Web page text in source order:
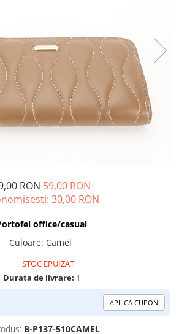
RON 59,00 RON
30,00 RON
office/casual
Culoare: Camel
STOC EPUIZAT
Durata de livrare: 1
APLICA CUPON
B-P137-510CAMEL